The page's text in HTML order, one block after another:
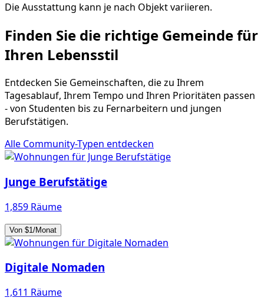
Die Ausstattung kann je nach Objekt variieren.
Finden Sie die richtige Gemeinde für
Ihren Lebensstil
Entdecken Sie Gemeinschaften, die zu Ihrem
Tagesablauf, Ihrem Tempo und Ihren Prioritäten passen
- von Studenten bis zu Fernarbeitern und jungen
Berufstätigen.
Alle Community-Typen entdecken
Junge Berufstätige
1,859 Räume
Von $1/Monat
Digitale Nomaden
1,611 Räume